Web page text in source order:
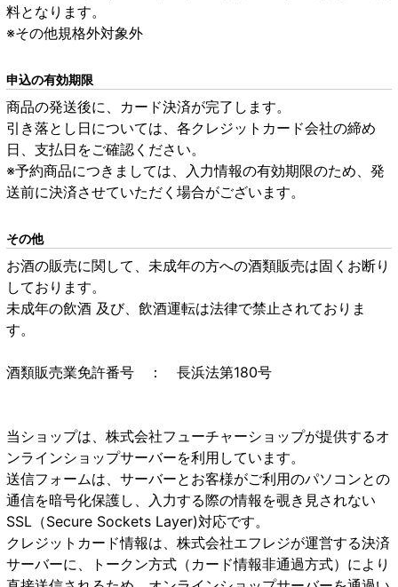
料となります。
※その他規格外対象外
申込の有効期限
商品の発送後に、カード決済が完了します。
引き落とし日については、各クレジットカード会社の締め
日、支払日をご確認ください。
※予約商品につきましては、入力情報の有効期限のため、発
送前に決済させていただく場合がございます。
その他
お酒の販売に関して、未成年の方への酒類販売は固くお断り
しております。
未成年の飲酒 及び、飲酒運転は法律で禁止されておりま
す。
酒類販売業免許番号 ： 長浜法第180号
当ショップは、株式会社フューチャーショップが提供するオ
ンラインショップサーバーを利用しています。
送信フォームは、サーバーとお客様がご利用のパソコンとの
通信を暗号化保護し、入力する際の情報を覗き見されない
SSL（Secure Sockets Layer)対応です。
クレジットカード情報は、株式会社エフレジが運営する決済
サーバーに、トークン方式（カード情報非通過方式）により